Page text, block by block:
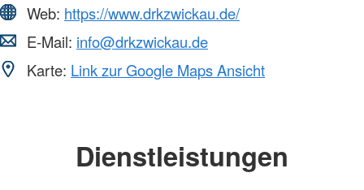
Web: https://www.drkzwickau.de/
E-Mail: info@drkzwickau.de
Karte: Link zur Google Maps Ansicht
Dienstleistungen